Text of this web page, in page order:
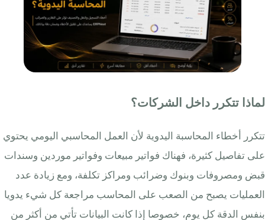
لماذا تتكرر داخل الشركات؟
تتكرر أخطاء المحاسبة اليدوية لأن العمل المحاسبي اليومي يحتوي
على تفاصيل كثيرة، فهناك فواتير مبيعات وفواتير موردين وسندات
قبض ومصروفات وبنوك وضرائب ومراكز تكلفة، ومع زيادة عدد
العمليات يصبح من الصعب على المحاسب مراجعة كل شيء يدويا
بنفس الدقة كل يوم، خصوصا إذا كانت البيانات تأتي من أكثر من